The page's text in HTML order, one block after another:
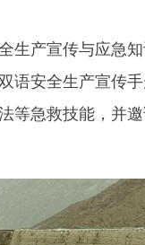
会关注安全、重视安